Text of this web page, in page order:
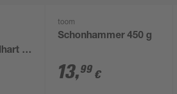
Ø
toom
Schonhammer 450 g
13,99 €